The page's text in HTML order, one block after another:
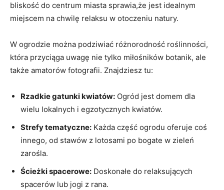
bliskość do centrum miasta sprawia,że jest idealnym
miejscem na chwilę relaksu w otoczeniu natury.
W ogrodzie można podziwiać różnorodność roślinności,
która przyciąga uwagę nie tylko miłośników botanik, ale
także amatorów fotografii. Znajdziesz tu:
Rzadkie gatunki kwiatów: Ogród jest domem dla
wielu lokalnych i egzotycznych kwiatów.
Strefy tematyczne: Każda część ogrodu oferuje coś
innego, od stawów z lotosami po bogate w zieleń
zarośla.
Ścieżki spacerowe: Doskonałe do relaksujących
spacerów lub jogi z rana.